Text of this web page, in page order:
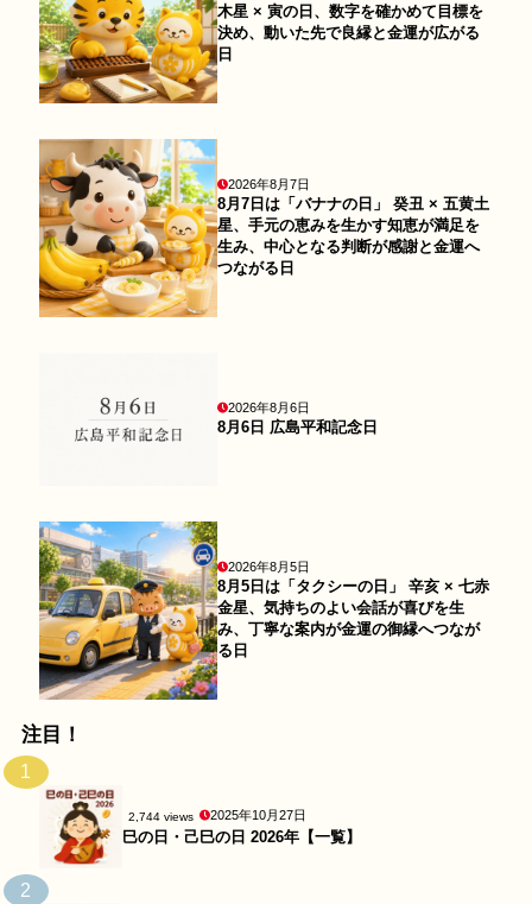
木星 × 寅の日、数字を確かめて目標を
決め、動いた先で良縁と金運が広がる
日
2026年8月7日
8月7日は「バナナの日」 癸丑 × 五黄土
星、手元の恵みを生かす知恵が満足を
生み、中心となる判断が感謝と金運へ
つながる日
2026年8月6日
8月6日 広島平和記念日
2026年8月5日
8月5日は「タクシーの日」 辛亥 × 七赤
金星、気持ちのよい会話が喜びを生
み、丁寧な案内が金運の御縁へつなが
る日
注目！
1
2,744 views 2025年10月27日
巳の日・己巳の日 2026年【一覧】
2